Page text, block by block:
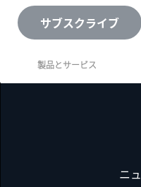
サブスクライブ
製品とサービス
ニ